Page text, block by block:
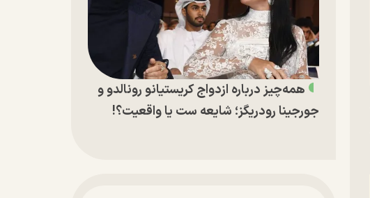
همه‌چیز درباره ازدواج کریستیانو رونالدو و
جورجینا رودریگز؛ شایعه ست یا واقعیت؟!